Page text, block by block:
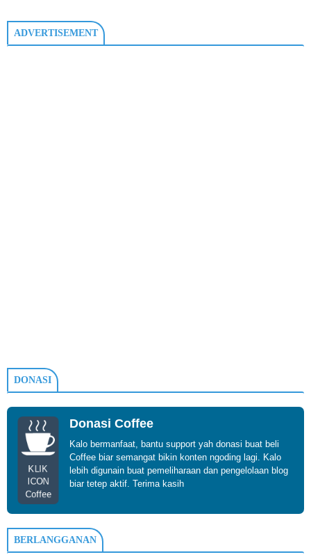
ADVERTISEMENT
DONASI
KLIK
ICON
Coffee
Donasi Coffee
Kalo bermanfaat, bantu support yah donasi buat beli
Coffee biar semangat bikin konten ngoding lagi. Kalo
lebih digunain buat pemeliharaan dan pengelolaan blog
biar tetep aktif. Terima kasih
BERLANGGANAN